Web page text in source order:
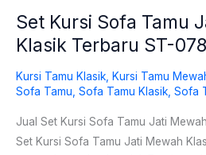
Set Kursi Sofa Tamu
Klasik Terbaru ST-
Kursi Tamu Klasik Kursi Tamu
Sofa Tamu Sofa Tamu Klasik Sofa
Jual Set Kursi Sofa Tamu Jati
Set Kursi Sofa Tamu Jati Mewah
Sofa
Tamu
Mewah
Terbaru
ST-